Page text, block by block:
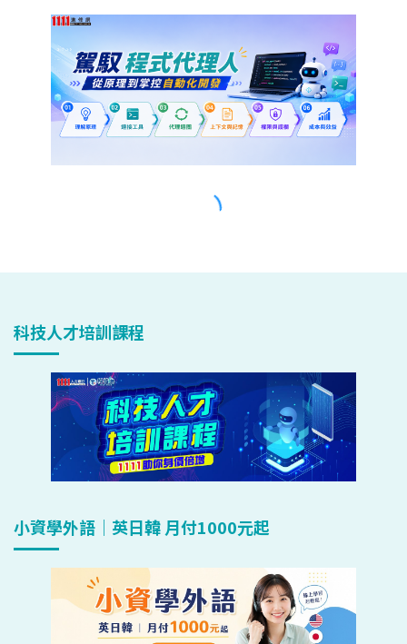
科技人才培訓課程
小資學外語｜英日韓 月付1000元起